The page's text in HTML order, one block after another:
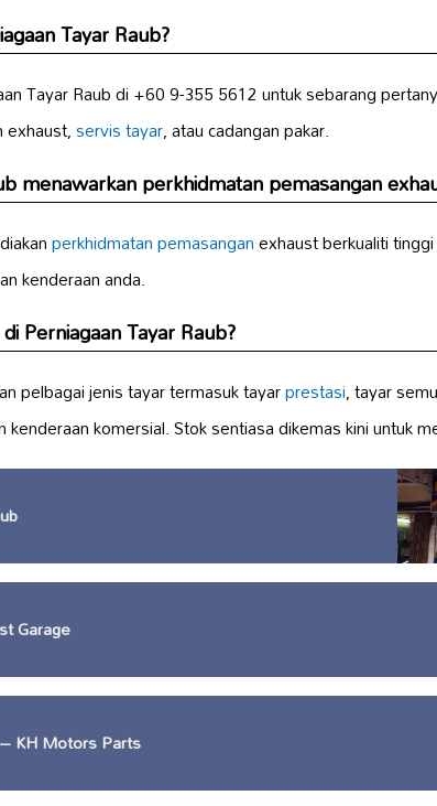
Tayar Raub?
Tayar Raub di +60 9-355 5612 untuk sebarang
servis tayar, atau cadangan pakar.
menawarkan perkhidmatan pemasangan
perkhidmatan pemasanganexhaust berkualiti
kenderaan anda.
Perniagaan Tayar Raub?
pelbagai jenis tayar termasuk tayarprestasi, tayar
kenderaan komersial. Stok sentiasa dikemas kini untuk
Garage
KH Motors Parts